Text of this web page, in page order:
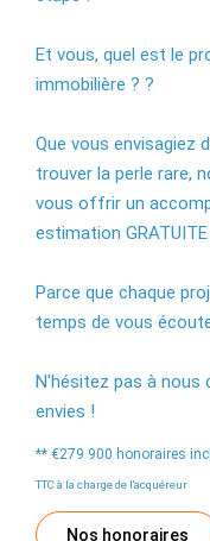
Et vous, quel est le
immobilière ? ?
Que vous envisagiez
trouver la perle rare,
vous offrir un
estimation
Parce que chaque
temps de vous
N'hésitez pas à nous
envies !
** €279 900 honoraires
TTC à la charge de l'acquéreur
Nos honoraires